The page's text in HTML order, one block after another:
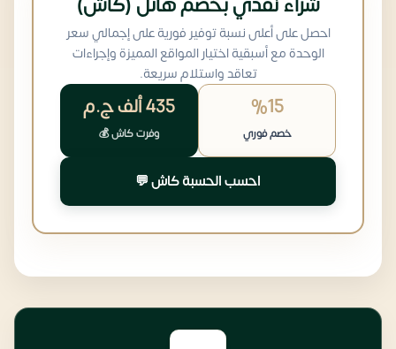
احصل على أعلى نسبة توفير فورية على إجمالي سعر
الوحدة مع أسبقية اختيار المواقع المميزة وإجراءات
تعاقد واستلام سريعة.
%15
خصم فوري
435 ألف ج.م
وفرت كاش 💰
احسب الحسبة كاش 💬